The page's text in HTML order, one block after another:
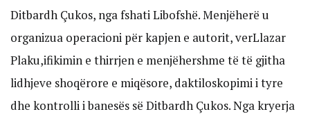
Ditbardh Çukos, nga fshati Libofshë. Menjëherë u
organizua operacioni për kapjen e autorit, verLlazar
Plaku,ifikimin e thirrjen e menjëhershme të të gjitha
lidhjeve shoqërore e miqësore, daktiloskopimi i tyre
dhe kontrolli i banesës së Ditbardh Çukos. Nga kryerja